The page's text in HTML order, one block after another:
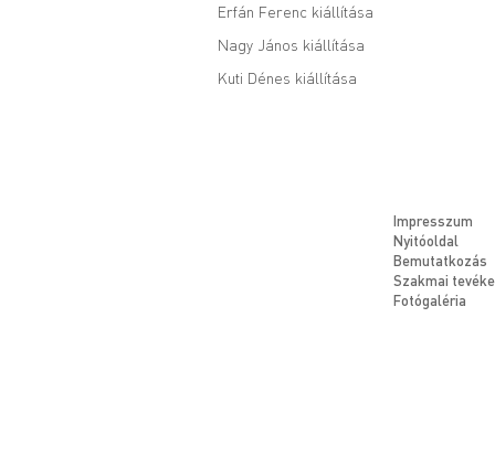
Erfán Ferenc kiállítása
Nagy János kiállítása
Kuti Dénes kiállítása
Impresszum
Nyitóoldal
Bemutatkozás
Szakmai
Fotógaléria